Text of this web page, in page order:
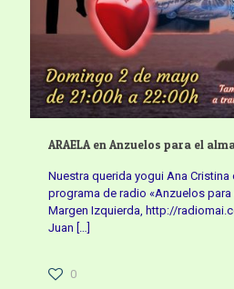
ARAELA en Anzuelos para el
Nuestra querida yogui Ana Cristina
programa de radio «Anzuelos para
Margen Izquierda, http://
Juan
0